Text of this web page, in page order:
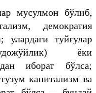
мусулмон бўлиб,
демократия
улардаги туйғулар
ёки
иборат бўлса;
капитализм ва